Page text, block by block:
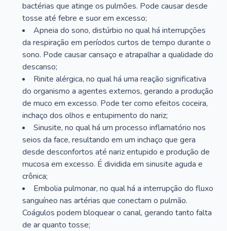
bactérias que atinge os pulmões. Pode causar desde
tosse até febre e suor em excesso;
Apneia do sono, distúrbio no qual há interrupções
da respiração em períodos curtos de tempo durante o
sono. Pode causar cansaço e atrapalhar a qualidade do
descanso;
Rinite alérgica, no qual há uma reação significativa
do organismo a agentes externos, gerando a produção
de muco em excesso. Pode ter como efeitos coceira,
inchaço dos olhos e entupimento do nariz;
Sinusite, no qual há um processo inflamatório nos
seios da face, resultando em um inchaço que gera
desde desconfortos até nariz entupido e produção de
mucosa em excesso. É dividida em sinusite aguda e
crônica;
Embolia pulmonar, no qual há a interrupção do fluxo
sanguíneo nas artérias que conectam o pulmão.
Coágulos podem bloquear o canal, gerando tanto falta
de ar quanto tosse;